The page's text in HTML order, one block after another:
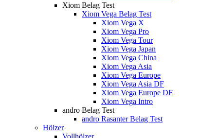
Xiom Belag Test
Xiom Vega Belag Test
Xiom Vega X
Xiom Vega Pro
Xiom Vega Tour
Xiom Vega Japan
Xiom Vega China
Xiom Vega Asia
Xiom Vega Europe
Xiom Vega Asia DF
Xiom Vega Europe DF
Xiom Vega Intro
andro Belag Test
andro Rasanter Belag Test
Hölzer
Vollhölzer